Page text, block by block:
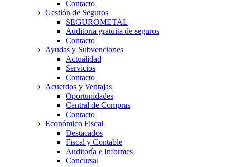
Contacto
Gestión de Seguros
SEGUROMETAL
Auditoría gratuita de seguros
Contacto
Ayudas y Subvenciones
Actualidad
Servicios
Contacto
Acuerdos y Ventajas
Oportunidades
Central de Compras
Contacto
Económico Fiscal
Destacados
Fiscal y Contable
Auditoría e Informes
Concursal